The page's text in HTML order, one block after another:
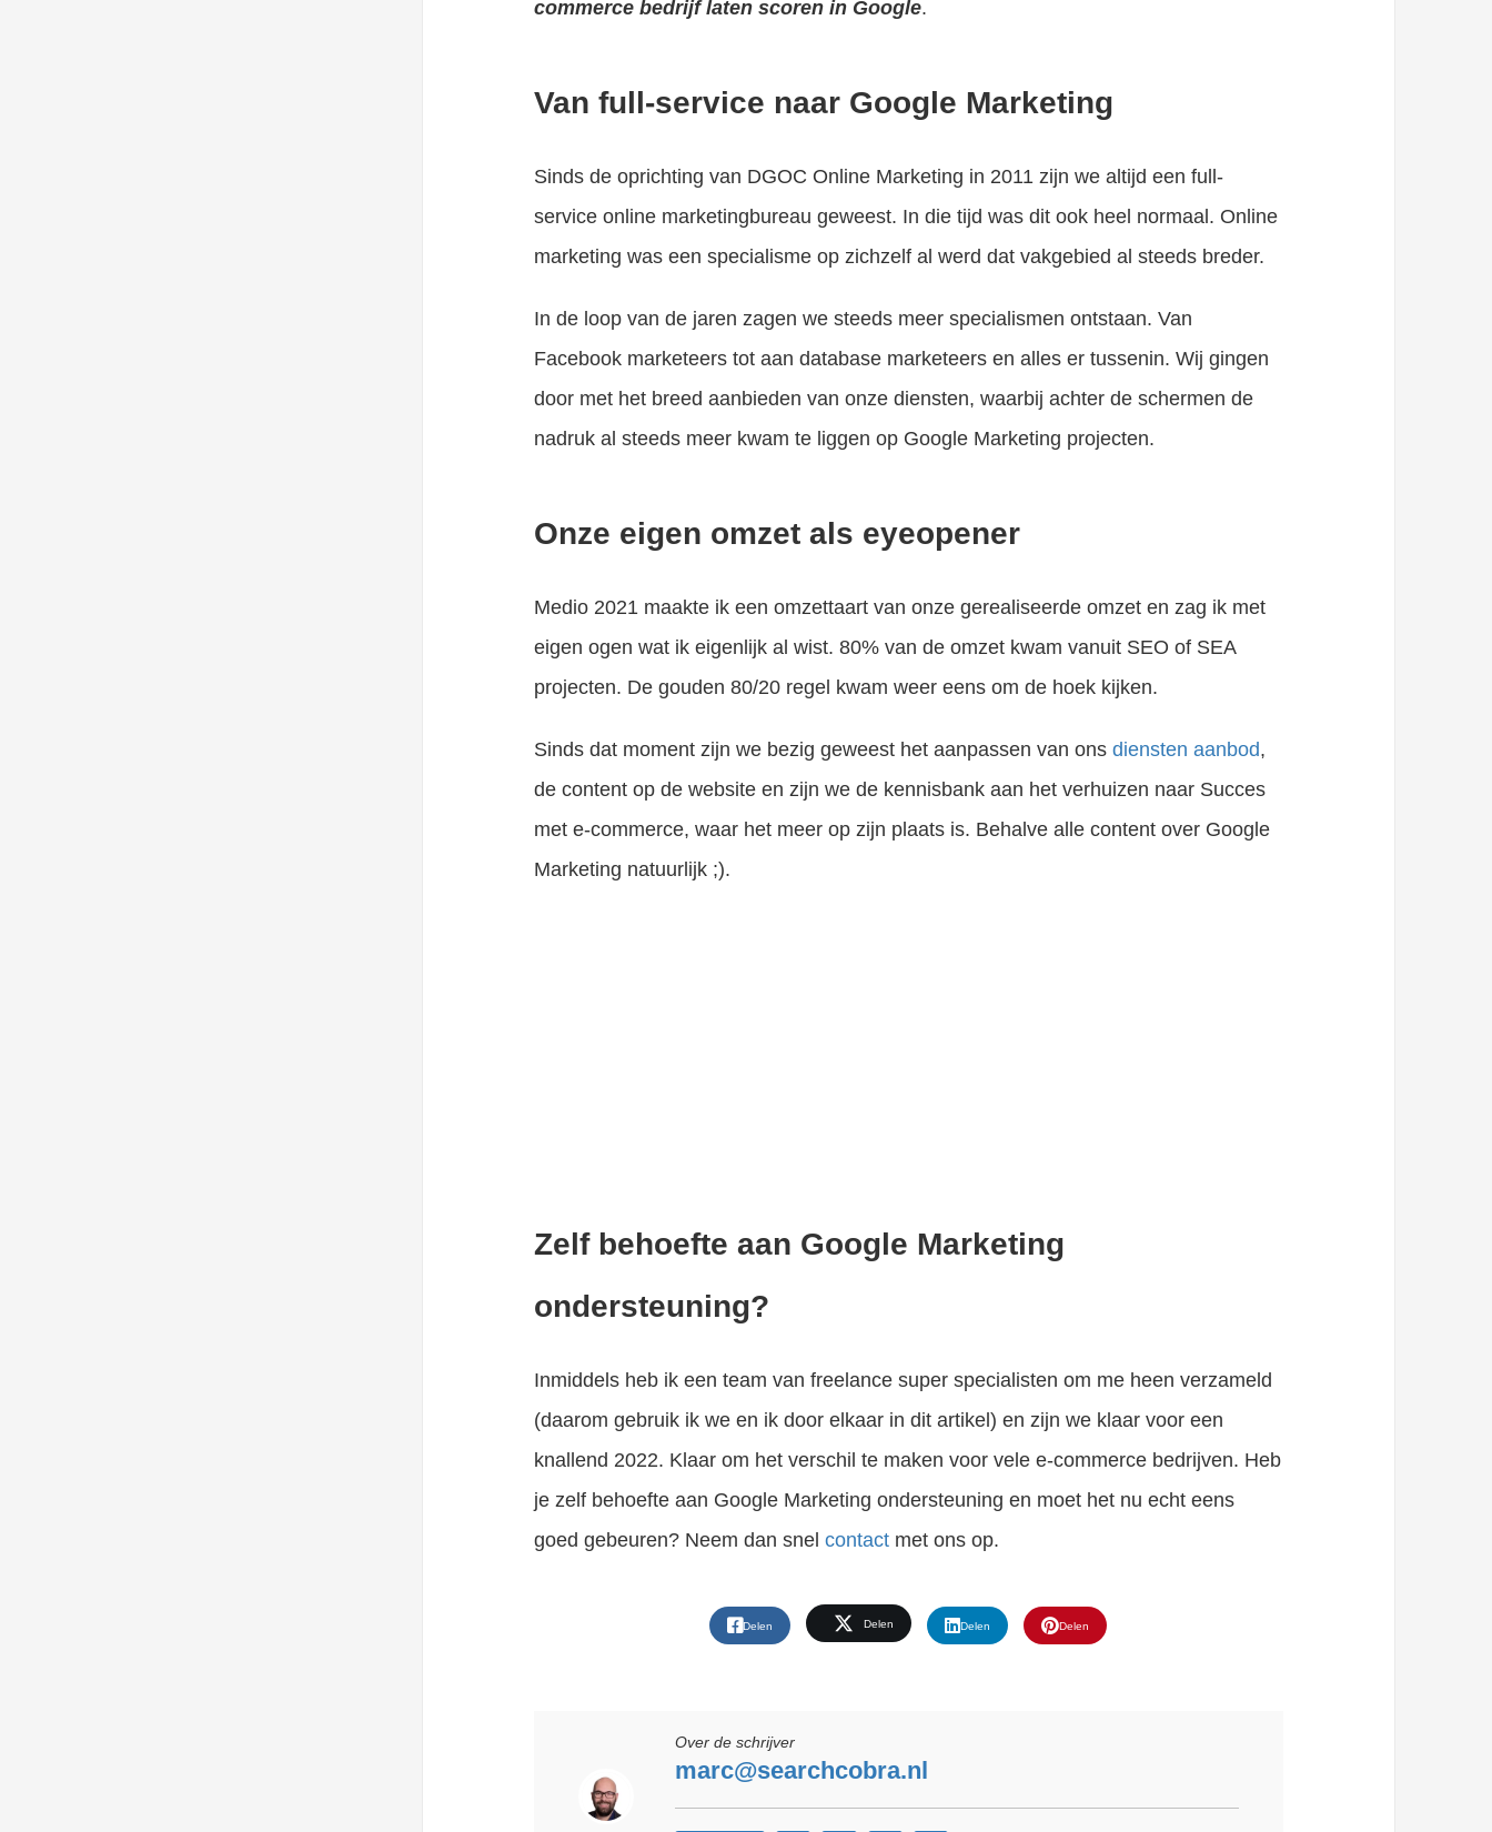
commerce bedrijf laten scoren in Google.
Van full-service naar Google Marketing
Sinds de oprichting van DGOC Online Marketing in 2011 zijn we altijd een full-
service online marketingbureau geweest. In die tijd was dit ook heel normaal. Online
marketing was een specialisme op zichzelf al werd dat vakgebied al steeds breder.
In de loop van de jaren zagen we steeds meer specialismen ontstaan. Van
Facebook marketeers tot aan database marketeers en alles er tussenin. Wij gingen
door met het breed aanbieden van onze diensten, waarbij achter de schermen de
nadruk al steeds meer kwam te liggen op Google Marketing projecten.
Onze eigen omzet als eyeopener
Medio 2021 maakte ik een omzettaart van onze gerealiseerde omzet en zag ik met
eigen ogen wat ik eigenlijk al wist. 80% van de omzet kwam vanuit SEO of SEA
projecten. De gouden 80/20 regel kwam weer eens om de hoek kijken.
Sinds dat moment zijn we bezig geweest het aanpassen van ons diensten aanbod,
de content op de website en zijn we de kennisbank aan het verhuizen naar Succes
met e-commerce, waar het meer op zijn plaats is. Behalve alle content over Google
Marketing natuurlijk ;).
Zelf behoefte aan Google Marketing
ondersteuning?
Inmiddels heb ik een team van freelance super specialisten om me heen verzameld
(daarom gebruik ik we en ik door elkaar in dit artikel) en zijn we klaar voor een
knallend 2022. Klaar om het verschil te maken voor vele e-commerce bedrijven. Heb
je zelf behoefte aan Google Marketing ondersteuning en moet het nu echt eens
goed gebeuren? Neem dan snel contactmet ons op.
Delen Delen Delen Delen
Over de schrijver
marc@searchcobra.nl